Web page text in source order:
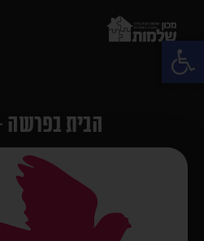
פתח סרגל נגישות
הבית בפרשה
(אל) תרבה